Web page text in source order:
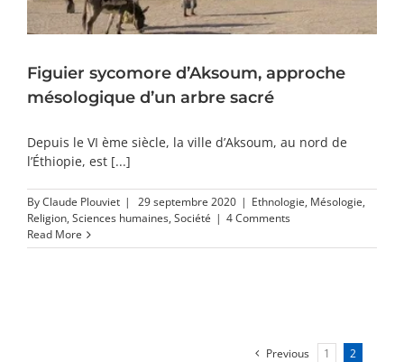
Figuier sycomore d’Aksoum, approche
mésologique d’un arbre sacré
Depuis le VI ème siècle, la ville d’Aksoum, au nord de
l’Éthiopie, est [...]
ByClaude Plouviet | 29 septembre 2020 | Ethnologie, Mésologie,
Religion, Sciences humaines, Société | 4 Comments
Read More
Previous 1 2